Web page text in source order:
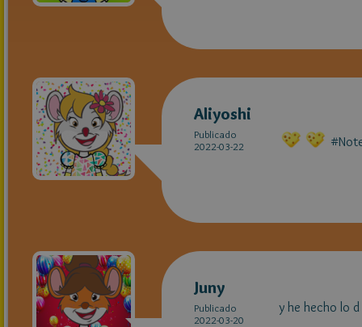
Aliyoshi
Publicado
2022-03-22
Juny
Publicado
2022-03-20
y he hecho lo d